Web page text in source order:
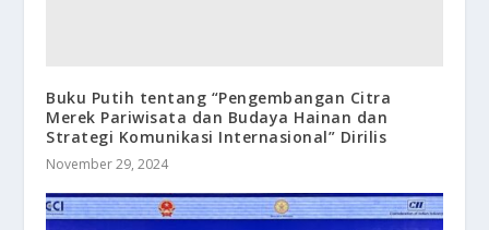
Buku Putih tentang “Pengembangan Citra
Merek Pariwisata dan Budaya Hainan dan
Strategi Komunikasi Internasional” Dirilis
November 29, 2024